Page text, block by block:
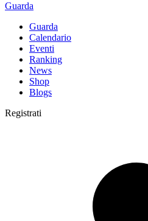
Guarda
Guarda
Calendario
Eventi
Ranking
News
Shop
Blogs
Registrati